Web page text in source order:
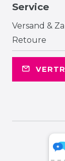
Service
Versand &
Retoure